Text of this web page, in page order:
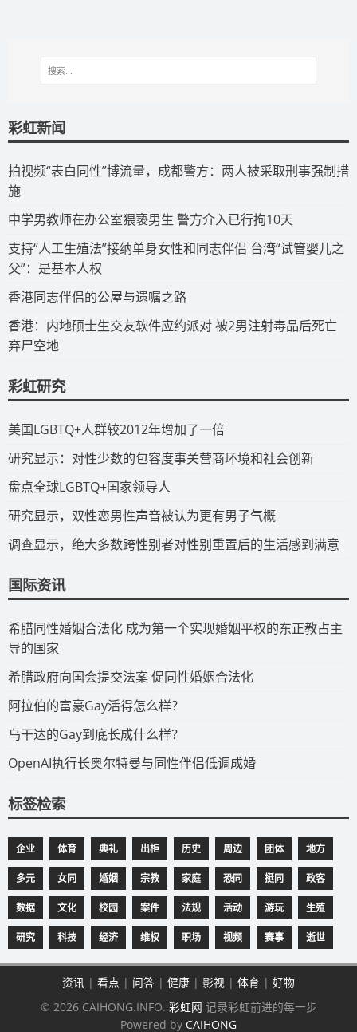
彩虹新闻
拍视频“表白同性”博流量，成都警方：两人被采取刑事强制措
施
​中学男教师在办公室猥亵男生 警方介入已行拘10天
​支持“人工生殖法”接纳单身女性和同志伴侣 台湾“试管婴儿之
父”：是基本人权
​香港同志伴侣的公屋与遗嘱之路
​香港：内地硕士生交友软件应约派对 被2男注射毒品后死亡
弃尸空地
彩虹研究
​美国LGBTQ+人群较2012年增加了一倍
​研究显示：对性少数的包容度事关营商环境和社会创新
​盘点全球LGBTQ+国家领导人
研究显示，双性恋男性声音被认为更有男子气概
调查显示，绝大多数跨性别者对性别重置后的生活感到满意
国际资讯
​希腊同性婚姻合法化 成为第一个实现婚姻平权的东正教占主
导的国家
​希腊政府向国会提交法案 促同性婚姻合法化
​阿拉伯的富豪Gay活得怎么样？
​乌干达的Gay到底长成什么样？
​OpenAI执行长奥尔特曼与同性伴侣低调成婚
标签检索
企业 体育 典礼 出柜 历史 周边 团体 地方
多元 女同 婚姻 宗教 家庭 恐同 挺同 政客
数据 文化 校园 案件 法规 活动 游玩 生殖
研究 科技 经济 维权 职场 视频 赛事 逝世
资讯 | 看点 | 问答 | 健康 | 影视 | 体育 | 好物
© 2026 CAIHONG.INFO. 彩虹网 记录彩虹前进的每一步
Powered by CAIHONG